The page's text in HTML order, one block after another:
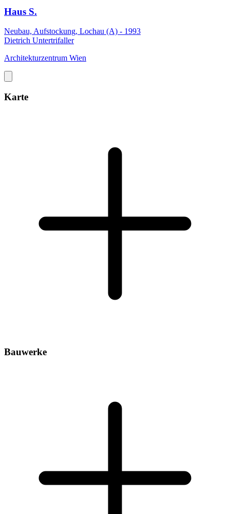
Haus S.
Neubau, Aufstockung, Lochau (A) - 1993
Dietrich Untertrifaller
Architekturzentrum Wien
Karte
Bauwerke